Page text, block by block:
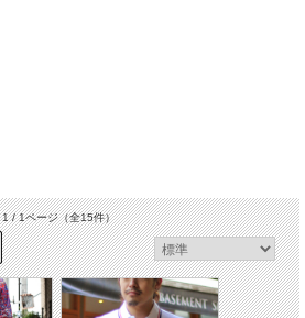
1 / 1ページ（全15件）